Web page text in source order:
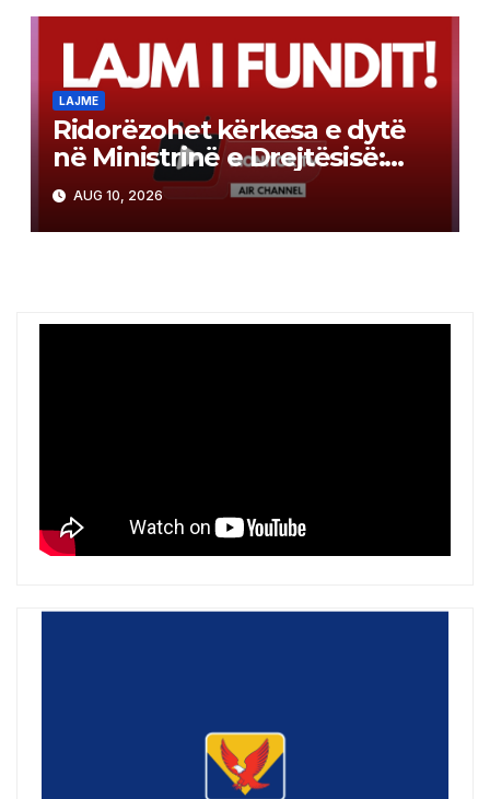
LAJME
Ridorëzohet kërkesa e dytë
në Ministrinë e Drejtësisë:
Provimet profesionale të
jepen edhe në gjuhën shqipe
AUG 10, 2026